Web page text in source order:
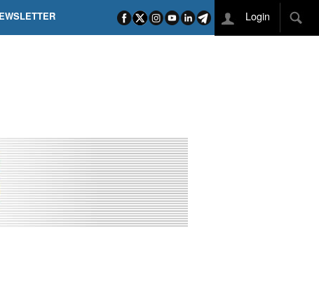
INCORONA CARAPAZ
DI PHILIPSEN SU SCHMID E KOOIJ
Login